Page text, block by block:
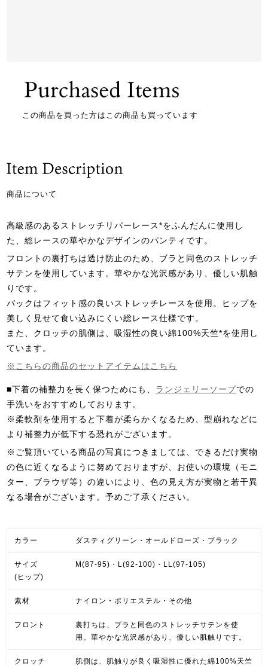
この商品を買った方はこの商品も買っています
商品について
高級感のあるストレッチリバーレース*をふんだんに使用し
た、総レースの華やかなデザインのパンティです。
フロントの裏打ちは透け防止のため、ブラと同色のストレッチ
サテンを使用しています。華やかな光沢感があり、優しい肌触
りです。
バックはフィット感の良いストレッチレースを使用。ヒップを
美しく見せて食い込みにくい総レース仕様です。
また、クロッチの肌側は、吸湿性の良い綿100%天竺*を使用し
ています。
※こちらの商品のセットアイテムはこちら
■下着の補整力を長く保つためにも、 ランジェリーソープでの
手洗いをおすすめしております。
※柔軟剤を使用すると下着が柔らかくなるため、型崩れなどに
より補整力が低下する恐れがございます。
※ご覧頂いている商品の写真につきましては、できるだけ実物
の色に近くなるように努めておりますが、お使いの環境（モニ
ター、ブラウザ等）の違いにより、色の見え方が実物と若干異
なる場合がございます。予めご了承ください。
カラー ダスティグリーン・オールドローズ・ブラック
サイズ
(ヒップ)
M(87-95)・L(92-100)・LL(97-105)
素材 ナイロン・ポリエステル・その他
フロント
裏打ちは、ブラと同色のストレッチサテンを使
用。華やかな光沢感があり、優しい肌触りです。
クロッチ
肌側は、肌触りが良く吸湿性に優れた綿100%天竺